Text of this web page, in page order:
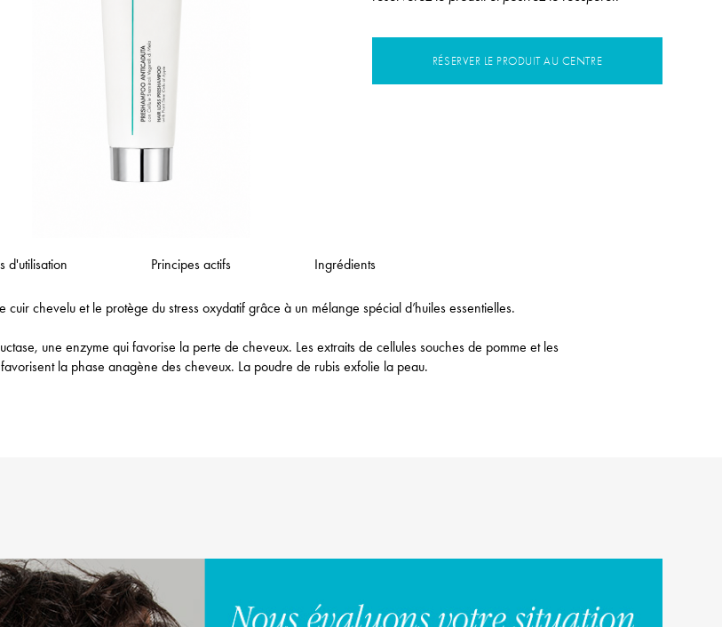
RÉSERVER LE PRODUIT AU CENTRE
d'utilisation Principes actifs Ingrédients
chevelu et le protège du stress oxydatif grâce à un mélange spécial d’huiles essentielles.
une enzyme qui favorise la perte de cheveux. Les extraits de cellules souches de pomme et les
la phase anagène des cheveux. La poudre de rubis exfolie la peau.